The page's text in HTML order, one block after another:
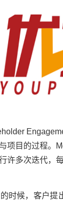
项目的过程。
许多次迭代，
候，客户提